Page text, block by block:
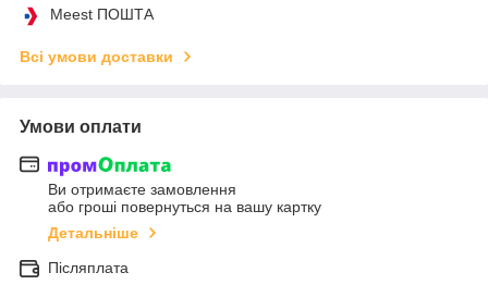
Meest ПОШТА
Всі умови доставки
Умови оплати
Ви отримаєте замовлення
або гроші повернуться на вашу картку
Детальніше
Післяплата